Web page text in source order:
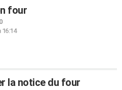
four
16:14
la notice du four